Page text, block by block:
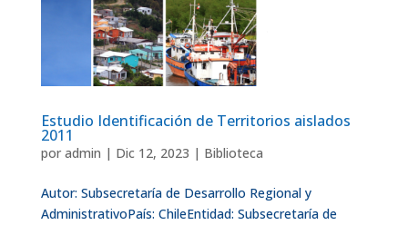
Estudio Identificación de Territorios aislados
2011
por admin | Dic 12, 2023 | Biblioteca
Autor: Subsecretaría de Desarrollo Regional y
AdministrativoPaís: ChileEntidad: Subsecretaría de